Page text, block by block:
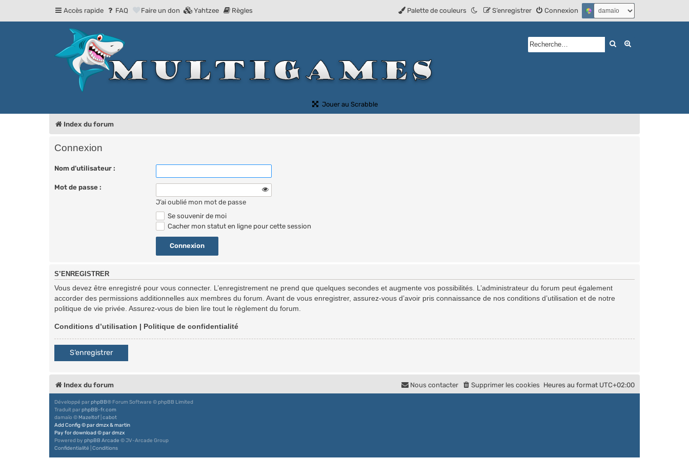
Accès rapide FAQ Faire un don Yahtzee Règles Connexion
S’enregistrer
Palette de couleurs
Rechercher
Jouer au Scrabble(Ouvre un nouvel onglet)
Index du forum
Connexion
Nom d’utilisateur :
Mot de passe :
J’ai oublié mon mot de passe
Se souvenir de moi
Cacher mon statut en ligne pour cette session
S’ENREGISTRER
Vous devez être enregistré pour vous connecter. L’enregistrement ne prend que quelques secondes et augmente vos possibilités. L’administrateur du forum peut également
accorder des permissions additionnelles aux membres du forum. Avant de vous enregistrer, assurez-vous d’avoir pris connaissance de nos conditions d’utilisation et de notre
politique de vie privée. Assurez-vous de bien lire tout le règlement du forum.
Conditions d’utilisation | Politique de confidentialité
S’enregistrer
Index du forum Heures au format UTC+02:00
Supprimer les cookies
Nous contacter
Développé parphpBB® Forum Software © phpBB Limited
Traduit parphpBB-fr.com
damaïo © Mazeltof cabot
Add Config©pardmzx&martin
Pay for download©pardmzx
Powered by phpBB Arcade © JV-Arcade Group
Confidentialité Conditions